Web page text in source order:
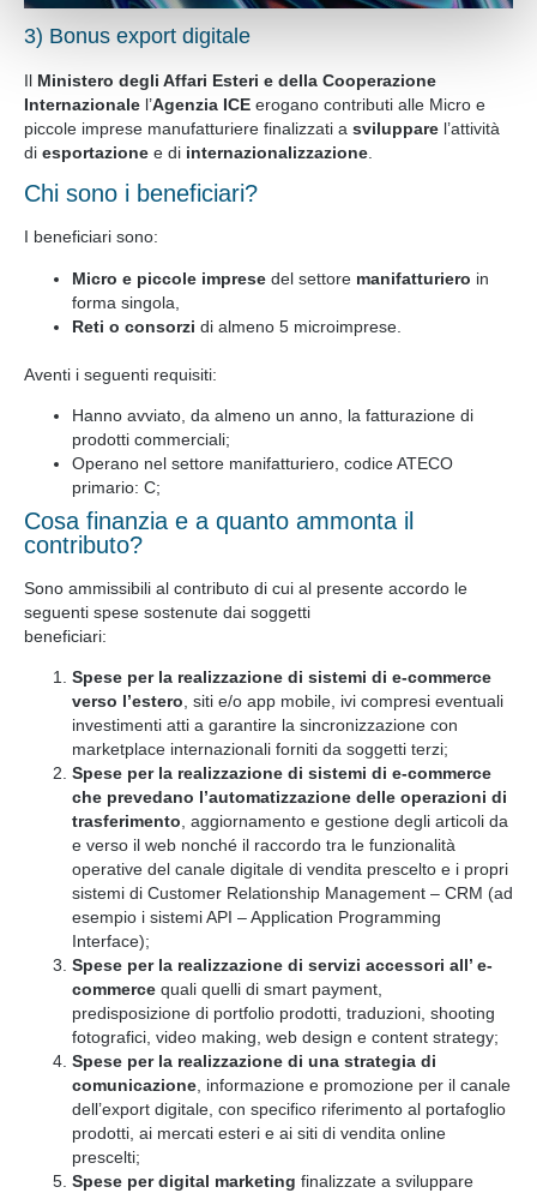
loro o che hanno raccolto dal suo utilizzo dei loro servizi.
Acconsente ai nostri cookie se continua a navigare sul
nostro sito web.
3) Bonus export digitale
Il Ministero degli Affari Esteri e della Cooperazione
Internazionale l’Agenzia ICE erogano contributi alle Micro e
piccole imprese manufatturiere finalizzati a sviluppare l’attività
di esportazione e di internazionalizzazione
Chi sono i beneficiari?
I beneficiari sono:
Micro e piccole imprese del settore manifatturiero in
forma singola,
Reti o consorzi di almeno 5 microimprese.
Aventi i seguenti requisiti:
Hanno avviato, da almeno un anno, la fatturazione di
prodotti commerciali;
Operano nel settore manifatturiero, codice ATECO
primario: C;
Cosa finanzia e a quanto ammonta il
contributo?
Sono ammissibili al contributo di cui al presente accordo le
seguenti spese sostenute dai soggetti
beneficiari:
Spese per la realizzazione di sistemi di e-commerce
verso l’estero, siti e/o app mobile, ivi compresi eventuali
investimenti atti a garantire la sincronizzazione con
marketplace internazionali forniti da soggetti terzi;
Spese per la realizzazione di sistemi di e-commerce
che prevedano l’automatizzazione delle operazioni di
trasferimento, aggiornamento e gestione degli articoli da
e verso il web nonché il raccordo tra le funzionalità
operative del canale digitale di vendita prescelto e i propri
sistemi di Customer Relationship Management – CRM (ad
esempio i sistemi API – Application Programming
Interface);
Spese per la realizzazione di servizi accessori all’ e-
commerce quali quelli di smart payment,
predisposizione di portfolio prodotti, traduzioni, shooting
fotografici, video making, web design e content strategy;
Spese per la realizzazione di una strategia di
comunicazione, informazione e promozione per il canale
dell’export digitale, con specifico riferimento al portafoglio
prodotti, ai mercati esteri e ai siti di vendita online
prescelti;
Spese per digital marketing finalizzate a sviluppare